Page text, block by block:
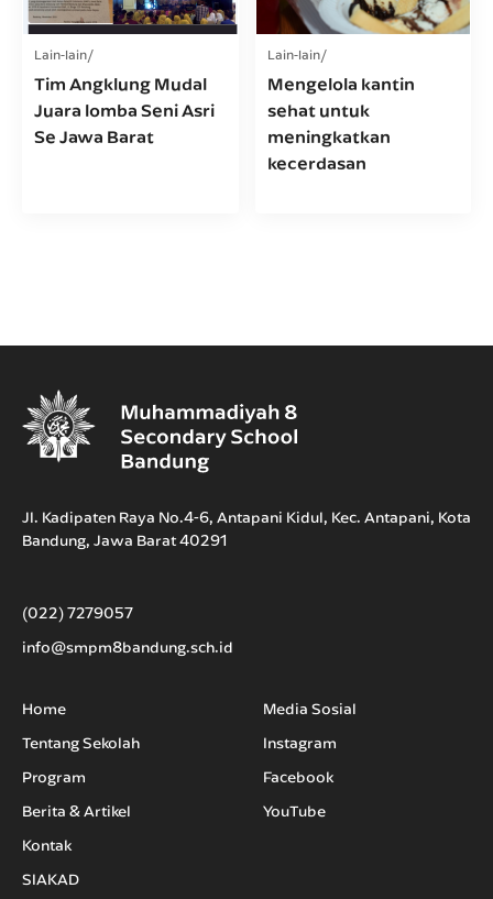
Lain-lain
Tim Angklung Mudal
Juara lomba Seni Asri
Se Jawa Barat
Lain-lain
Mengelola kantin
sehat untuk
meningkatkan
kecerdasan
Jl. Kadipaten Raya No.4-6, Antapani Kidul, Kec. Antapani, Kota
Bandung, Jawa Barat 40291
(022) 7279057
info@smpm8bandung.sch.id
Home
Tentang Sekolah
Program
Berita & Artikel
Kontak
SIAKAD
Media Sosial
Instagram
Facebook
YouTube